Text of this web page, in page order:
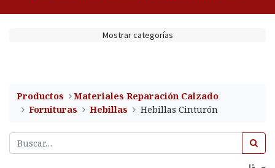
Mostrar categorías
Productos
​Materiales Reparación Calzado
Fornituras
Hebillas Hebillas Cinturón